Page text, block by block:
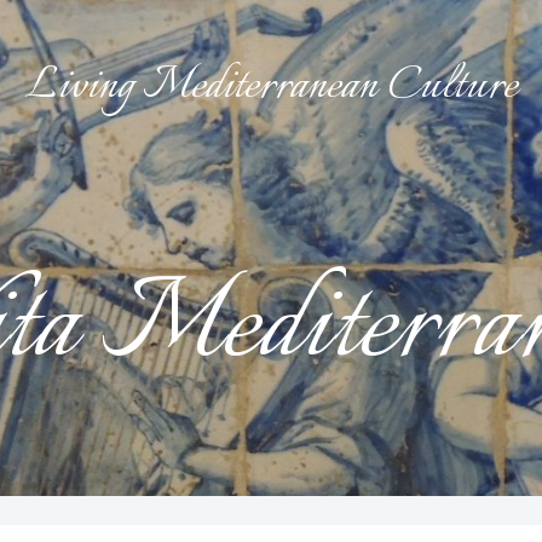
Living Mediterranean Culture